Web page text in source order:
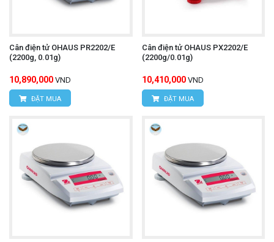
Cân điện tử OHAUS PR2202/E
(2200g, 0.01g)
10,890,000 VND
ĐẶT MUA
Cân điện tử OHAUS PX2202/E
(2200g/0.01g)
10,410,000 VND
ĐẶT MUA